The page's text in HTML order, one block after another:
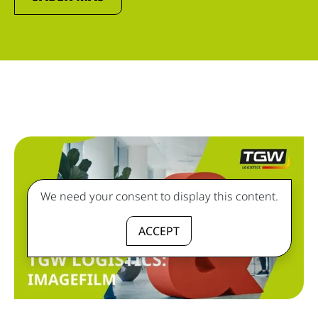
We need your consent to display this content.
ACCEPT